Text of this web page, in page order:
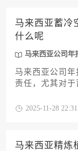
具体要求，您
业稳健运营奠
马来西亚蓄冷
什么呢
马来西亚公司年
马来西亚公司
责任，尤其对
析从材料准备
2025-11-28
马来西亚精炼